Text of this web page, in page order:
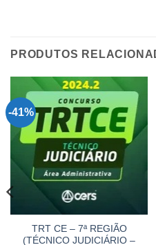
PRODUTOS
-41%
TRT CE – 7ª REGIÃO
(TÉCNICO JUDICIÁRIO –